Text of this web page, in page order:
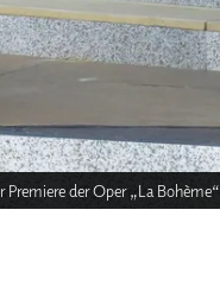
der Oper „La Bohème“